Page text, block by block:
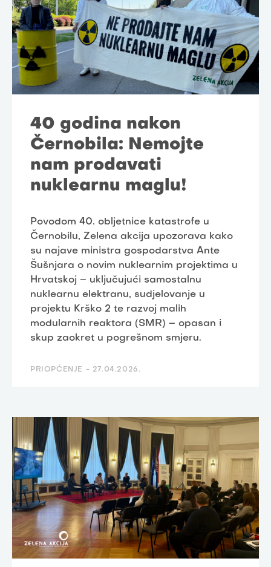
40 godina nakon
Černobila: Nemojte
nam prodavati
nuklearnu maglu!
Povodom 40. obljetnice katastrofe u
Černobilu, Zelena akcija upozorava kako
su najave ministra gospodarstva Ante
Šušnjara o novim nuklearnim projektima u
Hrvatskoj – uključujući samostalnu
nuklearnu elektranu, sudjelovanje u
projektu Krško 2 te razvoj malih
modularnih reaktora (SMR) – opasan i
skup zaokret u pogrešnom smjeru.
PRIOPĆENJE - 27.04.2026.